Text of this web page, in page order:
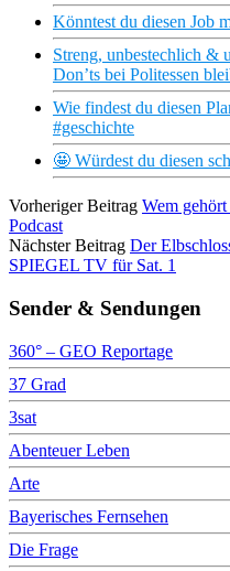
Könntest du diesen Job
Streng, unbestechlich &
Don’ts bei Politessen
Wie findest du diesen
#geschichte
🤩 Würdest du diesen
Vorheriger Beitrag Wem gehört
Podcast
Nächster Beitrag Der
SPIEGEL TV für Sat. 1
Sender & Sendungen
360° – GEO Reportage
37 Grad
3sat
Abenteuer Leben
Arte
Bayerisches Fernsehen
Die Frage